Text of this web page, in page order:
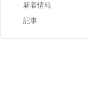
新着情報
記事